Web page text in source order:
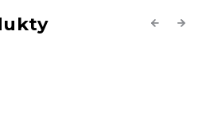
Previous
Next